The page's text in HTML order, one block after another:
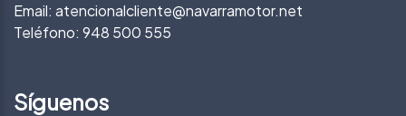
Email: atencionalcliente@navarramotor.net
Teléfono: 948 500 555
Síguenos